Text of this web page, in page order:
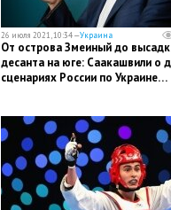
26 июля 2021, 10:34 —Украина
​От острова Змеиный до
десанта на юге: Саакашвили о
сценариях России по Украине…